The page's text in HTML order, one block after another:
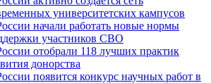
университетских кампусов
начали работать новые нормы
участников СВО
отобрали 118 лучших практик
донорства
появится конкурс научных работ в